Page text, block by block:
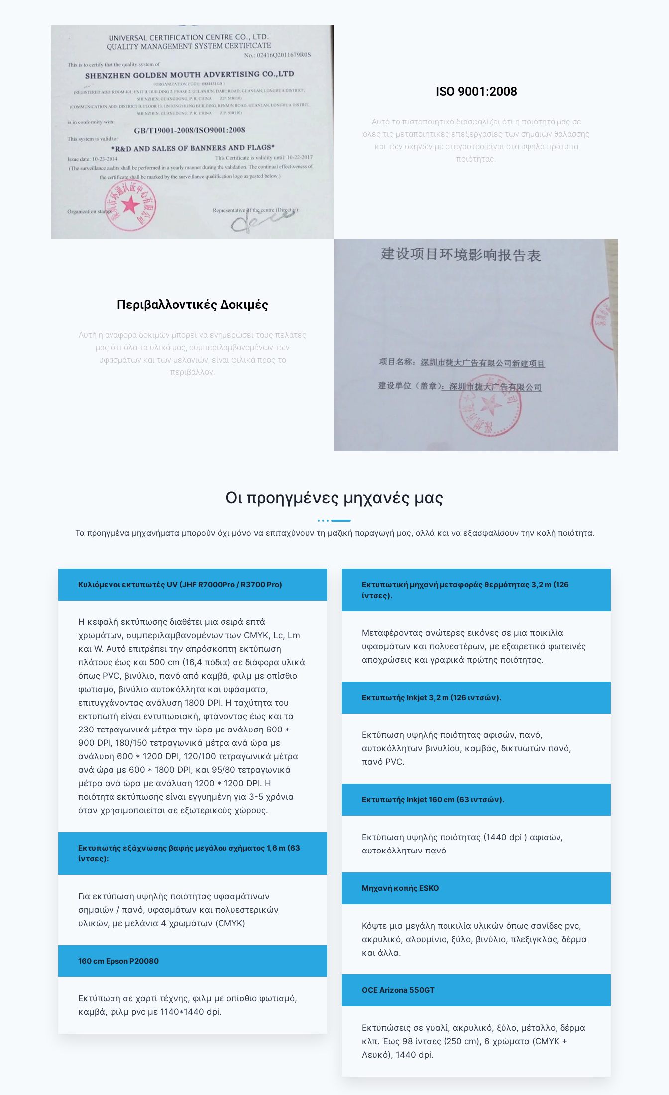
ISO 9001:2008
Αυτό το πιστοποιητικό διασφαλίζει ότι η ποιότητά μας σε
όλες τις μεταποιητικές επεξεργασίες των σημαιών θαλάσσης
και των σκηνών με στέγαστρο είναι στα υψηλά πρότυπα
ποιότητας.
Περιβαλλοντικές Δοκιμές
Αυτή η αναφορά δοκιμών μπορεί να ενημερώσει τους πελάτες
μας ότι όλα τα υλικά μας, συμπεριλαμβανομένων των
υφασμάτων και των μελανιών, είναι φιλικά προς το
περιβάλλον.
Οι προηγμένες μηχανές μας
Τα προηγμένα μηχανήματα μπορούν όχι μόνο να επιταχύνουν τη μαζική παραγωγή μας, αλλά και να εξασφαλίσουν την καλή ποιότητα.
Κυλιόμενοι εκτυπωτές UV (JHF R7000Pro / R3700 Pro)
Η κεφαλή εκτύπωσης διαθέτει μια σειρά επτά
χρωμάτων, συμπεριλαμβανομένων των CMYK, Lc, Lm
και W. Αυτό επιτρέπει την απρόσκοπτη εκτύπωση
πλάτους έως και 500 cm (16,4 πόδια) σε διάφορα υλικά
όπως PVC, βινύλιο, πανό από καμβά, φιλμ με οπίσθιο
φωτισμό, βινύλιο αυτοκόλλητα και υφάσματα,
επιτυγχάνοντας ανάλυση 1800 DPI. Η ταχύτητα του
εκτυπωτή είναι εντυπωσιακή, φτάνοντας έως και τα
230 τετραγωνικά μέτρα την ώρα με ανάλυση 600 *
900 DPI, 180/150 τετραγωνικά μέτρα ανά ώρα με
ανάλυση 600 * 1200 DPI, 120/100 τετραγωνικά μέτρα
ανά ώρα με 600 * 1800 DPI, και 95/80 τετραγωνικά
μέτρα ανά ώρα με ανάλυση 1200 * 1200 DPI. Η
ποιότητα εκτύπωσης είναι εγγυημένη για 3-5 χρόνια
όταν χρησιμοποιείται σε εξωτερικούς χώρους.
Εκτυπωτής εξάχνωσης βαφής μεγάλου σχήματος 1,6 m (63
ίντσες):
Για εκτύπωση υψηλής ποιότητας υφασμάτινων
σημαιών / πανό, υφασμάτων και πολυεστερικών
υλικών, με μελάνια 4 χρωμάτων (CMYK)
160 cm Epson P20080
Εκτύπωση σε χαρτί τέχνης, φιλμ με οπίσθιο φωτισμό,
καμβά, φιλμ pvc με 1140*1440 dpi.
Εκτυπωτική μηχανή μεταφοράς θερμότητας 3,2 m (126
ίντσες).
Μεταφέροντας ανώτερες εικόνες σε μια ποικιλία
υφασμάτων και πολυεστέρων, με εξαιρετικά φωτεινές
αποχρώσεις και γραφικά πρώτης ποιότητας.
Εκτυπωτής Inkjet 3,2 m (126 ιντσών).
Εκτύπωση υψηλής ποιότητας αφισών, πανό,
αυτοκόλλητων βινυλίου, καμβάς, δικτυωτών πανό,
πανό PVC.
Εκτυπωτής Inkjet 160 cm (63 ιντσών).
Εκτύπωση υψηλής ποιότητας (1440 dpi ) αφισών,
αυτοκόλλητων πανό
Μηχανή κοπής ESKO
Κόψτε μια μεγάλη ποικιλία υλικών όπως σανίδες pvc,
ακρυλικό, αλουμίνιο, ξύλο, βινύλιο, πλεξιγκλάς, δέρμα
και άλλα.
OCE Arizona 550GT
Εκτυπώσεις σε γυαλί, ακρυλικό, ξύλο, μέταλλο, δέρμα
κλπ. Έως 98 ίντσες (250 cm), 6 χρώματα (CMYK +
Λευκό), 1440 dpi.